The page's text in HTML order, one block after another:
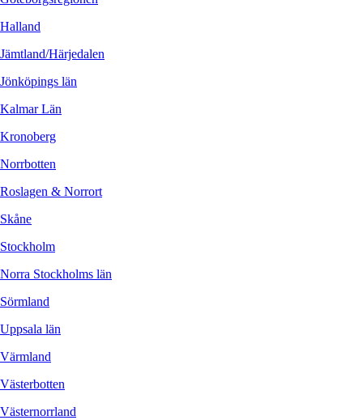
Halland
Jämtland/Härjedalen
Jönköpings län
Kalmar Län
Kronoberg
Norrbotten
Roslagen & Norrort
Skåne
Stockholm
Norra Stockholms län
Sörmland
Uppsala län
Värmland
Västerbotten
Västernorrland